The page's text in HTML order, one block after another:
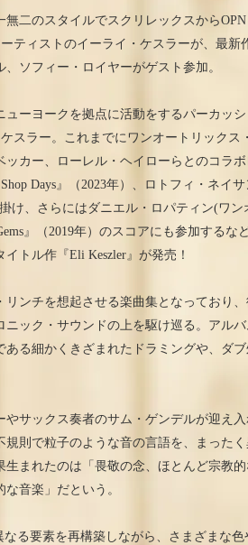
二のスタイルでスクリレックスから
ティストのイーライ・ケスラーが、最新
ソフィー・ロイヤーがゲスト参加。
ーヨークを拠点に活動をするパーカッシ
スラー。これまでにワンオートリックス
カー、ローレル・ヘイローらとのコラ
Days』（2023年）、ロトフィ・ネイ
け、さらにはダニエル・ロパティン(ワン
』（2019年）のスコアにも参加するな
トル作『Eli Keszler』が発売！
ンチを想起させる楽曲集となっており
ック・サウンドの上を駆け巡る。アルバ
る細かくきざまれたドラミングや、ダ
サックス奏者のサム・ゲンデルが迎え
則で粒子のような音の言語を、まったく
まれたのは「畏敬の念、ほとんど宗教
音楽」だという。
る要素を再構築しながら、さまざまな色